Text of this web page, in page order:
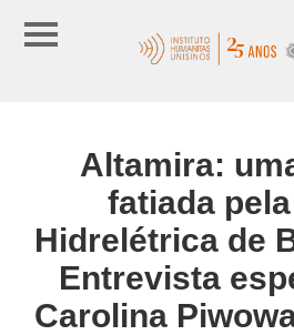
Altamira:
fatiada
Hidrelétrica de
Entrevista
Carolina